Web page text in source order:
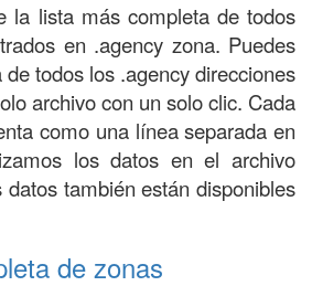
la lista más completa de todos
en .agency zona. Puedes
todos los .agency direcciones
archivo con un solo clic. Cada
como una línea separada en
los datos en el archivo
también están disponibles
de zonas